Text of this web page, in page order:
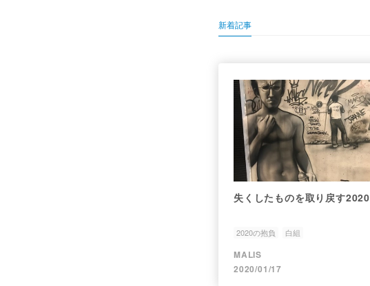
新着記事
失くしたものを取り戻す2020
2020の抱負 白組
MALIS
2020/01/17